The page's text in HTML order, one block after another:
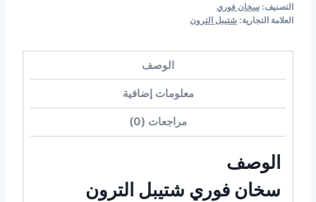
التصنيف: سخان فوري
العلامة التجارية: شتيبل الترون
الوصف
معلومات إضافية
مراجعات (0)
الوصف
سخان فوري شتيبل الترون